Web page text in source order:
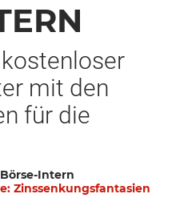
mit den
für die
Börse-Intern
Zinssenkungsfantasien